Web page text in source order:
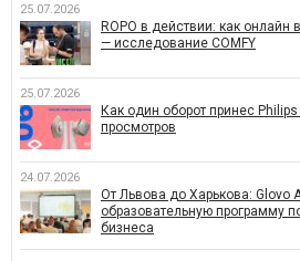
25.07.2026
ROPO в действии: как
— исследование COMFY
25.07.2026
Как один оборот принес
просмотров
24.07.2026
От Львова до Харькова: Glovo
образовательную программу
бизнеса